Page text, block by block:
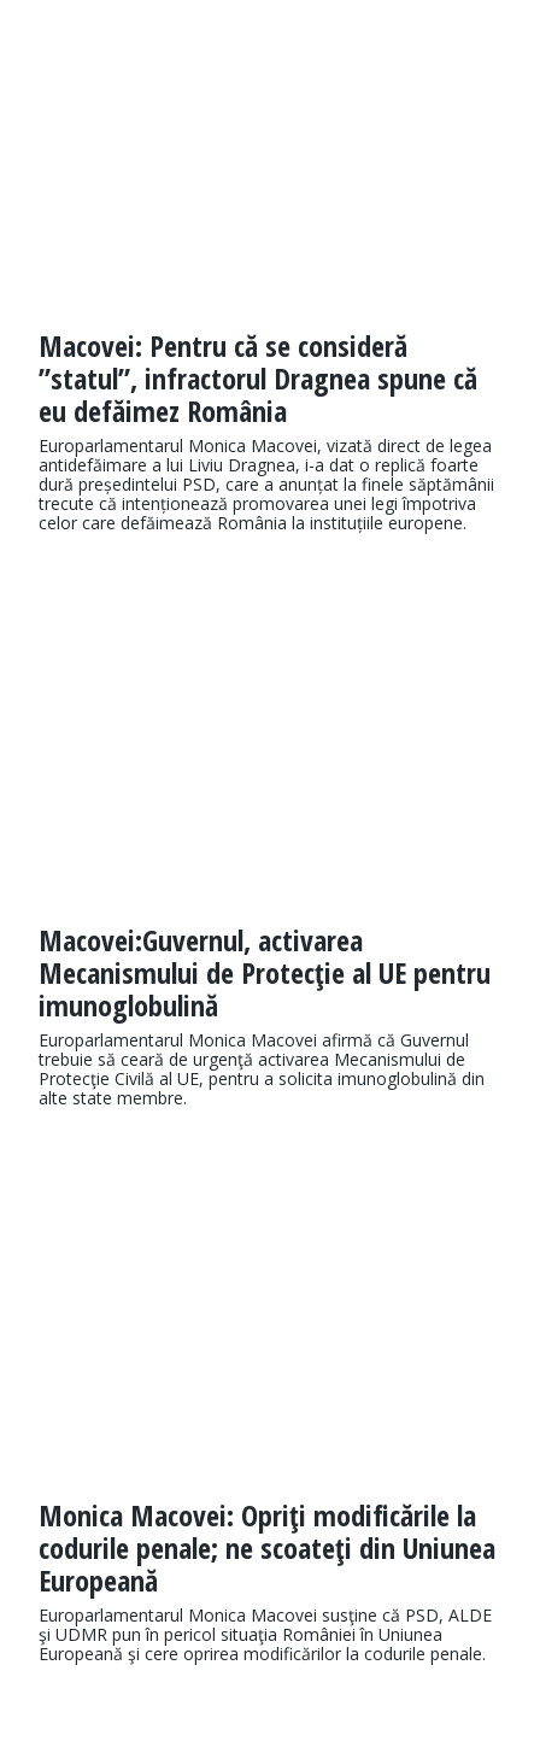
Macovei: Pentru că se consideră
”statul”, infractorul Dragnea spune că
eu defăimez România
Europarlamentarul Monica Macovei, vizată direct de legea
antidefăimare a lui Liviu Dragnea, i-a dat o replică foarte
dură președintelui PSD, care a anunțat la finele săptămânii
trecute că intenționează promovarea unei legi împotriva
celor care defăimează România la instituțiile europene.
Macovei:Guvernul, activarea
Mecanismului de Protecţie al UE pentru
imunoglobulină
Europarlamentarul Monica Macovei afirmă că Guvernul
trebuie să ceară de urgenţă activarea Mecanismului de
Protecţie Civilă al UE, pentru a solicita imunoglobulină din
alte state membre.
Monica Macovei: Opriţi modificările la
codurile penale; ne scoateţi din Uniunea
Europeană
Europarlamentarul Monica Macovei susţine că PSD, ALDE
şi UDMR pun în pericol situaţia României în Uniunea
Europeană şi cere oprirea modificărilor la codurile penale.